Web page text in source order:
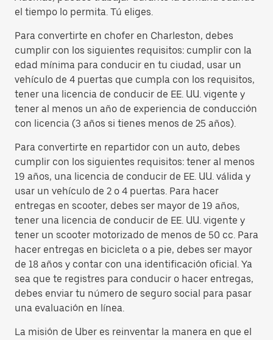
el tiempo lo permita. Tú eliges.
Para convertirte en chofer en Charleston, debes
cumplir con los siguientes requisitos: cumplir con la
edad mínima para conducir en tu ciudad, usar un
vehículo de 4 puertas que cumpla con los requisitos,
tener una licencia de conducir de EE. UU. vigente y
tener al menos un año de experiencia de conducción
con licencia (3 años si tienes menos de 25 años).
Para convertirte en repartidor con un auto, debes
cumplir con los siguientes requisitos: tener al menos
19 años, una licencia de conducir de EE. UU. válida y
usar un vehículo de 2 o 4 puertas. Para hacer
entregas en scooter, debes ser mayor de 19 años,
tener una licencia de conducir de EE. UU. vigente y
tener un scooter motorizado de menos de 50 cc. Para
hacer entregas en bicicleta o a pie, debes ser mayor
de 18 años y contar con una identificación oficial. Ya
sea que te registres para conducir o hacer entregas,
debes enviar tu número de seguro social para pasar
una evaluación en línea.
La misión de Uber es reinventar la manera en que el